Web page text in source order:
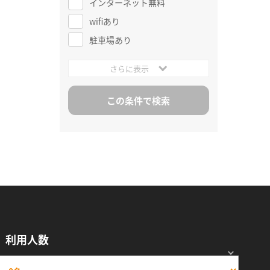
wifiあり
駐車場あり
さらに表示
利用人数